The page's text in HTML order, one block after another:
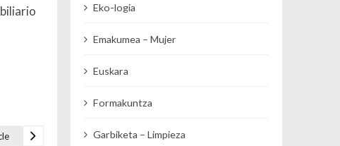
Eko-logia
Emakumea – Mujer
Euskara
Formakuntza
Garbiketa – Limpieza